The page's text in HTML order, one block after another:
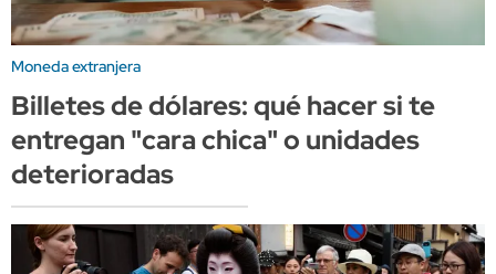
Moneda extranjera
Billetes de dólares: qué hacer si te
entregan "cara chica" o unidades
deterioradas